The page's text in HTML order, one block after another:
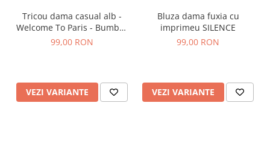
Tricou dama casual alb -
Welcome To Paris - Bumbac
Organic
99,00 RON
VEZI VARIANTE
Bluza dama fuxia cu
imprimeu SILENCE
99,00 RON
VEZI VARIANTE